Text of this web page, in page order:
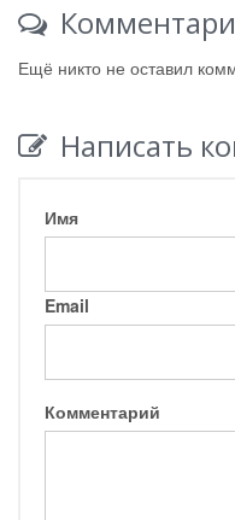
Ещё никто не оставил
Написать
Имя
Email
Комментарий